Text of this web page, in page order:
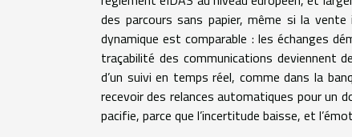
des parcours sans papier, même si la
dynamique est comparable : les échanges
traçabilité des communications deviennent
d’un suivi en temps réel, comme dans la
recevoir des relances automatiques pour un
pacifie, parce que l’incertitude baisse, et